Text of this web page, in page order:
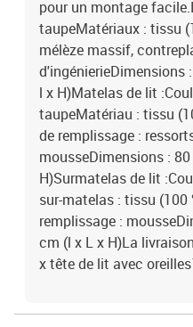
pour un montage
taupeMatériaux : tissu
mélèze massif,
d'ingénierieDimensions
l x H)Matelas de lit
taupeMatériau : tissu
de remplissage :
mousseDimensions :
H)Surmatelas de lit
sur-matelas : tissu
remplissage :
cm (l x L x H)La
x tête de lit avec